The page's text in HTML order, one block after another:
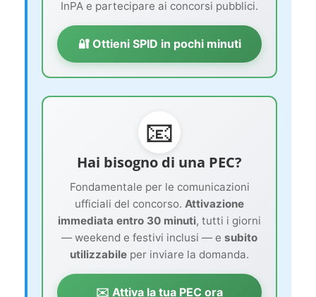
InPA e partecipare ai concorsi pubblici.
🔐 Ottieni SPID in pochi minuti
📧
Hai bisogno di una PEC?
Fondamentale per le comunicazioni
ufficiali del concorso. Attivazione
immediata entro 30 minuti, tutti i giorni
— weekend e festivi inclusi — e subito
utilizzabile per inviare la domanda.
✉️ Attiva la tua PEC ora